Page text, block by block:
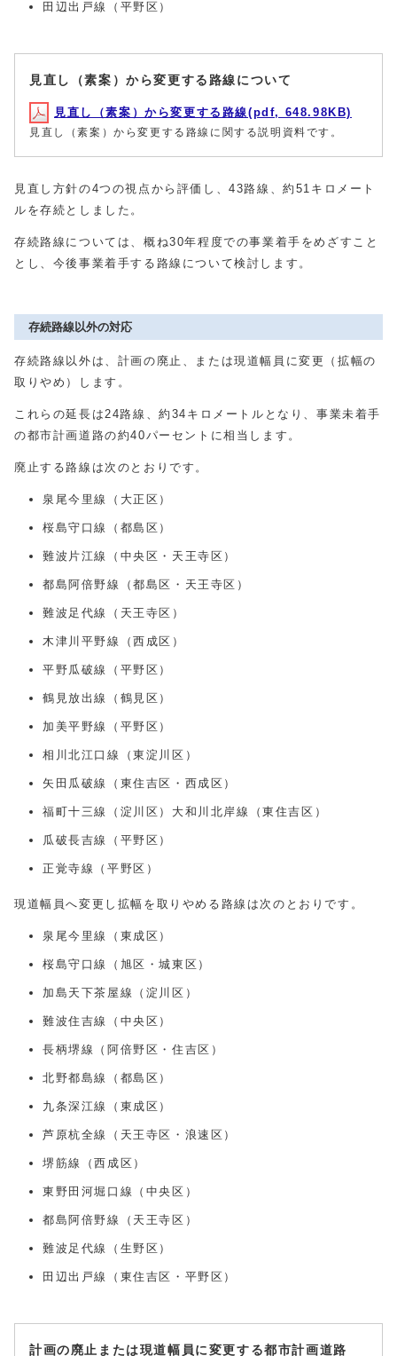
田辺出戸線（平野区）
見直し（素案）から変更する路線について
見直し（素案）から変更する路線(pdf, 648.98KB)
見直し（素案）から変更する路線に関する説明資料です。
見直し方針の4つの視点から評価し、43路線、約51キロメート
ルを存続としました。
存続路線については、概ね30年程度での事業着手をめざすこと
とし、今後事業着手する路線について検討します。
存続路線以外の対応
存続路線以外は、計画の廃止、または現道幅員に変更（拡幅の
取りやめ）します。
これらの延長は24路線、約34キロメートルとなり、事業未着手
の都市計画道路の約40パーセントに相当します。
廃止する路線は次のとおりです。
泉尾今里線（大正区）
桜島守口線（都島区）
難波片江線（中央区・天王寺区）
都島阿倍野線（都島区・天王寺区）
難波足代線（天王寺区）
木津川平野線（西成区）
平野瓜破線（平野区）
鶴見放出線（鶴見区）
加美平野線（平野区）
相川北江口線（東淀川区）
矢田瓜破線（東住吉区・西成区）
福町十三線（淀川区）大和川北岸線（東住吉区）
瓜破長吉線（平野区）
正覚寺線（平野区）
現道幅員へ変更し拡幅を取りやめる路線は次のとおりです。
泉尾今里線（東成区）
桜島守口線（旭区・城東区）
加島天下茶屋線（淀川区）
難波住吉線（中央区）
長柄堺線（阿倍野区・住吉区）
北野都島線（都島区）
九条深江線（東成区）
芦原杭全線（天王寺区・浪速区）
堺筋線（西成区）
東野田河堀口線（中央区）
都島阿倍野線（天王寺区）
難波足代線（生野区）
田辺出戸線（東住吉区・平野区）
計画の廃止または現道幅員に変更する都市計画道路